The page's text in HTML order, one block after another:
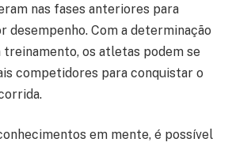
nas fases anteriores para
desempenho. Com a determinação
treinamento, os atletas podem se
competidores para conquistar o
em mente, é possível